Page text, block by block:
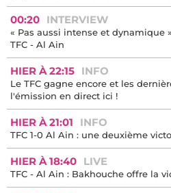
00:20 INTERVIEW
« Pas aussi intense et dynamique
TFC - Al Ain
HIER À 22:15 INFO
Le TFC gagne encore et les
l'émission en direct ici !
HIER À 21:01 INFO
TFC 1-0 Al Ain : une deuxième
HIER À 18:40 LIVE
TFC - Al Ain : Bakhouche offre la